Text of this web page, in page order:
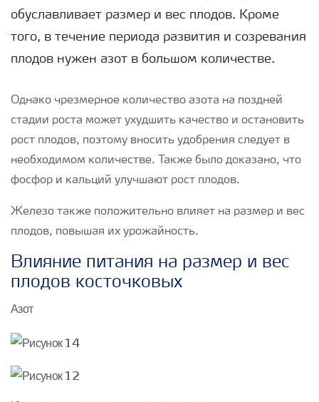
обуславливает размер и вес плодов. Кроме
того, в течение периода развития и созревания
плодов нужен азот в большом количестве.
Однако чрезмерное количество азота на поздней
стадии роста может ухудшить качество и остановить
рост плодов, поэтому вносить удобрения следует в
необходимом количестве. Также было доказано, что
фосфор и кальций улучшают рост плодов.
Железо также положительно влияет на размер и вес
плодов, повышая их урожайность.
Влияние питания на размер и вес
плодов косточковых
Азот